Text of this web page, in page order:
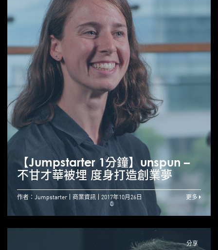
【Jumpstarter 1分鐘】unspun –
不甘才華被埋 度身打造創業夢
作者：Jumpstarter 商業資訊 2017年10月26日 更多
分享